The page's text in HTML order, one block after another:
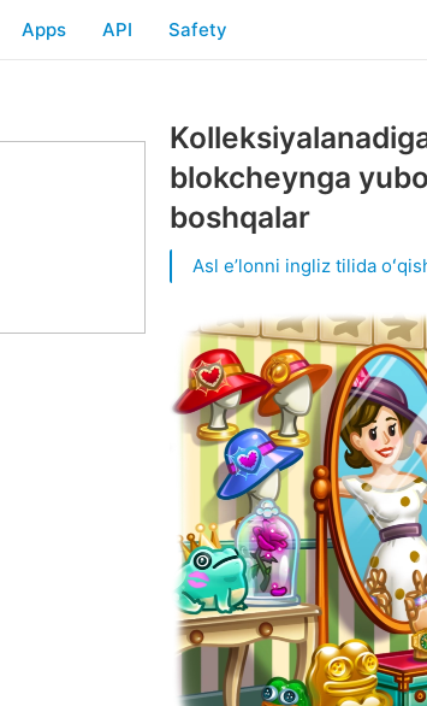
Apps API Safety
blokcheynga
boshqalar
Asl eʼlonni ingliz tilida